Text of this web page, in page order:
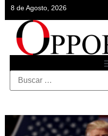
8 de Agosto, 2026